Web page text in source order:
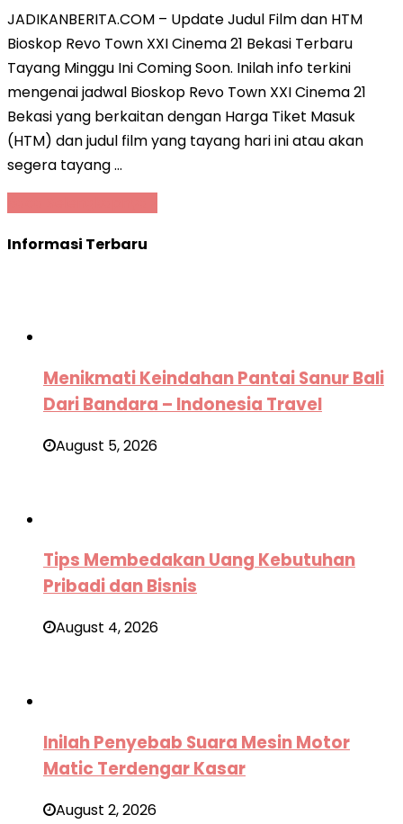
JADIKANBERITA.COM – Update Judul Film dan HTM
Bioskop Revo Town XXI Cinema 21 Bekasi Terbaru
Tayang Minggu Ini Coming Soon. Inilah info terkini
mengenai jadwal Bioskop Revo Town XXI Cinema 21
Bekasi yang berkaitan dengan Harga Tiket Masuk
(HTM) dan judul film yang tayang hari ini atau akan
segera tayang …
Informasi Terbaru
Menikmati Keindahan Pantai Sanur Bali
Dari Bandara – Indonesia Travel
August 5, 2026
Tips Membedakan Uang Kebutuhan
Pribadi dan Bisnis
August 4, 2026
Inilah Penyebab Suara Mesin Motor
Matic Terdengar Kasar
August 2, 2026